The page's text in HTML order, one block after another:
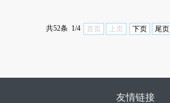
共52条 1/4 首页 上页 下页 尾页
友情链接